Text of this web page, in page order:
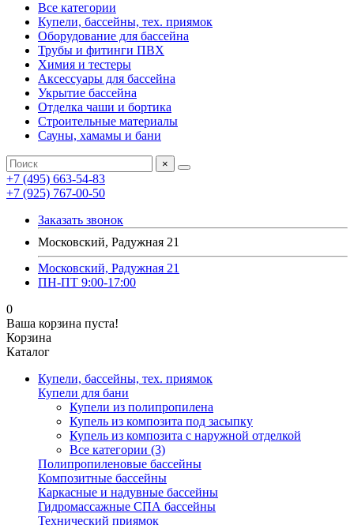
Все категории
Купели, бассейны, тех. приямок
Оборудование для бассейна
Трубы и фитинги ПВХ
Химия и тестеры
Аксессуары для бассейна
Укрытие бассейна
Отделка чаши и бортика
Строительные материалы
Сауны, хамамы и бани
×
+7 (495) 663-54-83
+7 (925) 767-00-50
Заказать звонок
Московский, Радужная 21
Московский, Радужная 21
ПН-ПТ 9:00-17:00
0
Ваша корзина пуста!
Корзина
Каталог
Купели, бассейны, тех. приямок
Купели для бани
Купели из полипропилена
Купель из композита под засыпку
Купель из композита с наружной отделкой
Все категории (3)
Полипропиленовые бассейны
Композитные бассейны
Каркасные и надувные бассейны
Гидромассажные СПА бассейны
Технический приямок